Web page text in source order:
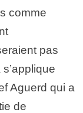
comme
pas
Aguerd qui a
de